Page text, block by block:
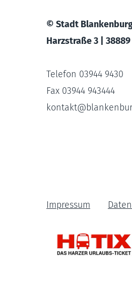
© Stadt
Harzstraße 3 |
Telefon 03944 9430
Fax 03944 943444
kontakt@
Impressum